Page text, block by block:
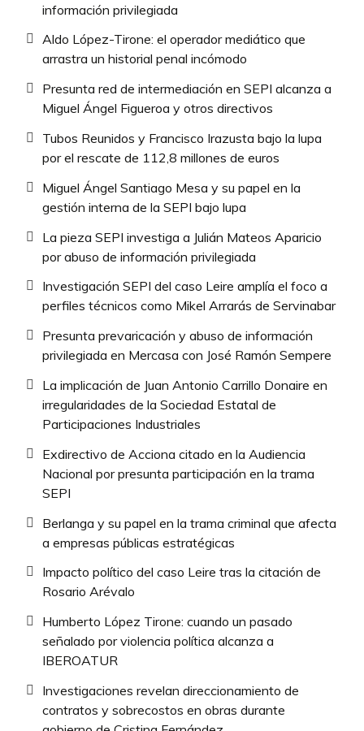
información privilegiada
Aldo López-Tirone: el operador mediático que
arrastra un historial penal incómodo
Presunta red de intermediación en SEPI alcanza a
Miguel Ángel Figueroa y otros directivos
Tubos Reunidos y Francisco Irazusta bajo la lupa
por el rescate de 112,8 millones de euros
Miguel Ángel Santiago Mesa y su papel en la
gestión interna de la SEPI bajo lupa
La pieza SEPI investiga a Julián Mateos Aparicio
por abuso de información privilegiada
Investigación SEPI del caso Leire amplía el foco a
perfiles técnicos como Mikel Arrarás de Servinabar
Presunta prevaricación y abuso de información
privilegiada en Mercasa con José Ramón Sempere
La implicación de Juan Antonio Carrillo Donaire en
irregularidades de la Sociedad Estatal de
Participaciones Industriales
Exdirectivo de Acciona citado en la Audiencia
Nacional por presunta participación en la trama
SEPI
Berlanga y su papel en la trama criminal que afecta
a empresas públicas estratégicas
Impacto político del caso Leire tras la citación de
Rosario Arévalo
Humberto López Tirone: cuando un pasado
señalado por violencia política alcanza a
IBEROATUR
Investigaciones revelan direccionamiento de
contratos y sobrecostos en obras durante